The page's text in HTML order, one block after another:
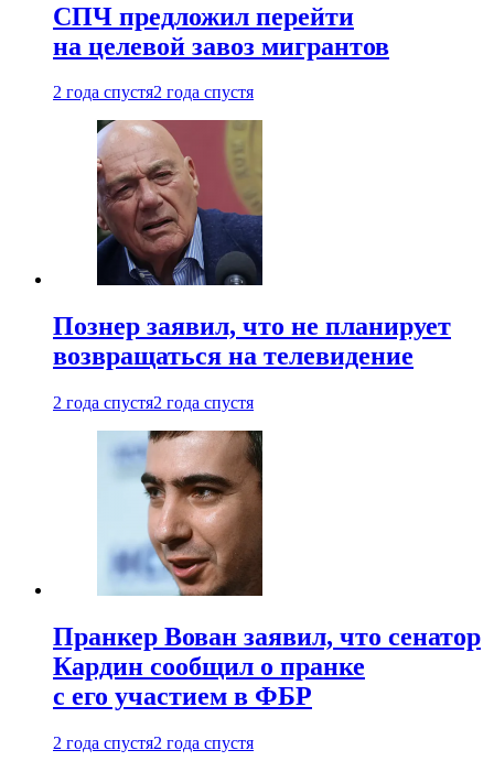
СПЧ предложил перейти
на целевой завоз мигрантов
2 года спустя2 года спустя
Познер заявил, что не планирует
возвращаться на телевидение
2 года спустя2 года спустя
Пранкер Вован заявил, что сенатор
Кардин сообщил о пранке
с его участием в ФБР
2 года спустя2 года спустя